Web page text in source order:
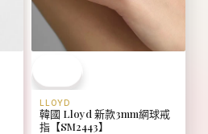
LLOYD
韓國 Lloyd 新款3mm網球戒
指【SM2443】